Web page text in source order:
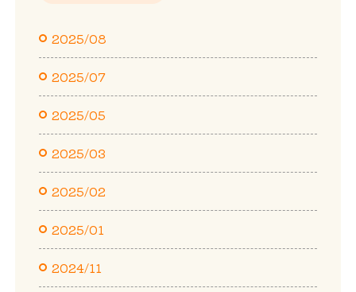
2025/08
2025/07
2025/05
2025/03
2025/02
2025/01
2024/11